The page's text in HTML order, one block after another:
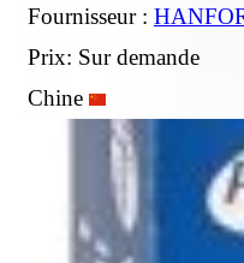
Fournisseur :
Prix: Sur demande
Chine